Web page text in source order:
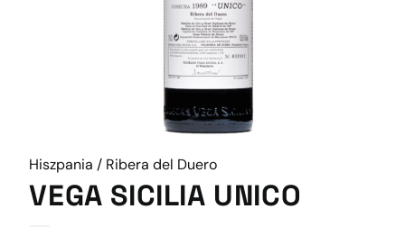
Hiszpania / Ribera del Duero
VEGA SICILIA UNICO